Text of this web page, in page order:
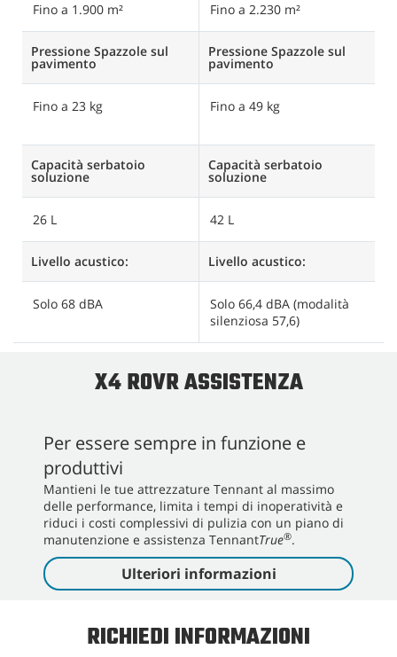
Fino a 1.900 m²
Pressione Spazzole sul
pavimento
Fino a 23 kg
Capacità serbatoio
soluzione
26 L
Livello acustico:
Solo 68 dBA
Fino a 2.230 m²
Pressione Spazzole sul
pavimento
Fino a 49 kg
Capacità serbatoio
soluzione
42 L
Livello acustico:
Solo 66,4 dBA (modalità
silenziosa 57,6)
X4 ROVR ASSISTENZA
Per essere sempre in funzione e
produttivi
Mantieni le tue attrezzature Tennant al massimo
delle performance, limita i tempi di inoperatività e
riduci i costi complessivi di pulizia con un piano di
manutenzione e assistenza TennantTrue®.
Ulteriori informazioni
RICHIEDI INFORMAZIONI